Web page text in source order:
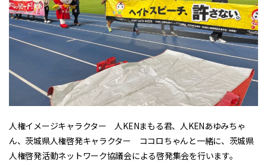
人権イメージキャラクター 人KENまもる君、人KENあゆみちゃ
ん、茨城県人権啓発キャラクター ココロちゃんと一緒に、茨城県
人権啓発活動ネットワーク協議会による啓発集会を行います。